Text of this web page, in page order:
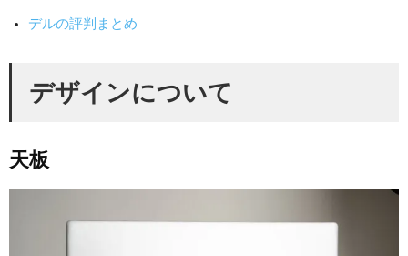
デルの評判まとめ
デザインについて
天板